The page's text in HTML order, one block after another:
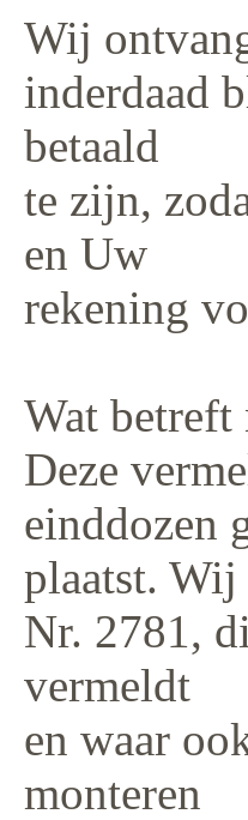
Wij
inderdaad
betaald
te zijn,
en Uw
rekening
Wat betreft
Deze
einddozen
plaatst. Wij
Nr. 2781,
vermeldt
en waar
monteren